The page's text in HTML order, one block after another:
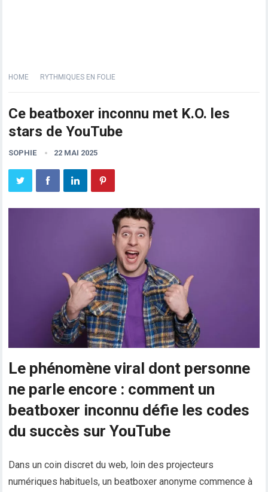
HOME RYTHMIQUES EN FOLIE
Ce beatboxer inconnu met K.O. les
stars de YouTube
SOPHIE 22 MAI 2025
Le phénomène viral dont personne
ne parle encore : comment un
beatboxer inconnu défie les codes
du succès sur YouTube
Dans un coin discret du web, loin des projecteurs
numériques habituels, un beatboxer anonyme commence à